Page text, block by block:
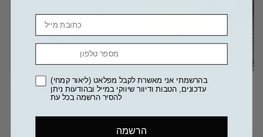
פסטה רביולי – משחק לילדים
Notebook מחברת שורות Pattern
Blossom
Email
מספר טלפון
בהרשמתי אני מאשרת לקבל מפלאט (ליאור קמחי)
עדכונים, הטבות ודיוור שיווקי במייל ובהודעות ניתן
להסיר הרשמה בכל עת
הרשמה